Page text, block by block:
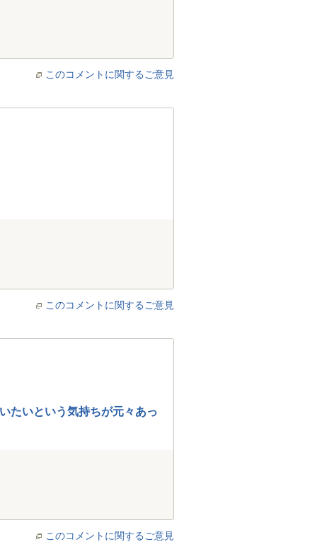
このコメントに関するご意見
このコメントに関するご意見
たいという気持ちが元々あっ
このコメントに関するご意見